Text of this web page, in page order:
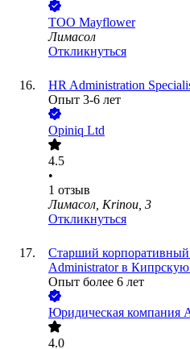
ТОО Mayflower
Лимасол
Откликнуться
HR Administration
Опыт 3-6 лет
Opiniq Ltd
4.5
•
1 отзыв
Лимасол, Krinou, 3
Откликнуться
Старший корпоративный
Administrator в
Опыт более 6 лет
Юридическая компания
4.0